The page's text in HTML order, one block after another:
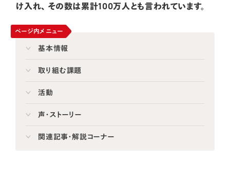
け入れ、 その数は累計100万人とも言われています。
ページ内メニュー
基本情報
取り組む課題
活動
声・ストーリー
関連記事・解説コーナー